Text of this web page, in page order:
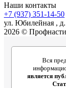
Наши контакты
+7 (937) 351-14-50
ул. Юбилейная ,
2026 ©
Вся
является